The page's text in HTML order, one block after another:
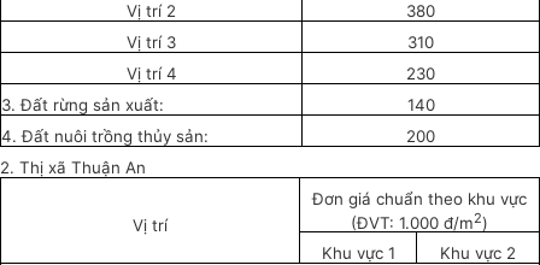
Vị trí 2
380
Vị trí 3
310
Vị trí 4
230
3. Đất rừng sản xuất:
140
4. Đất nuôi trồng thủy sản:
200
2. Thị xã Thuận An
Vị trí
Đơn giá chuẩn theo khu vực
(ĐVT: 1.000 đ/m2)
Khu vực 1
Khu vực 2